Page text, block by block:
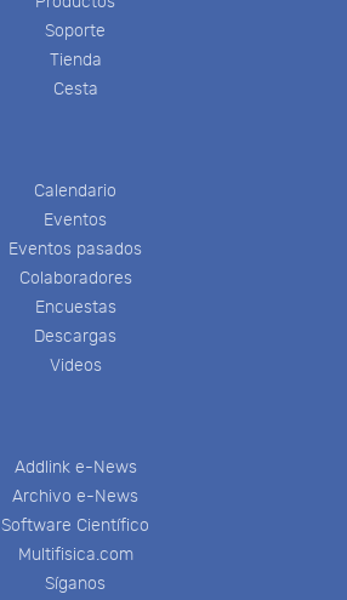
Soporte
Tienda
Cesta
Calendario
Eventos
Eventos pasados
Colaboradores
Encuestas
Descargas
Videos
Addlink e-News
Archivo e-News
Software Científico
Multifisica.com
Síganos